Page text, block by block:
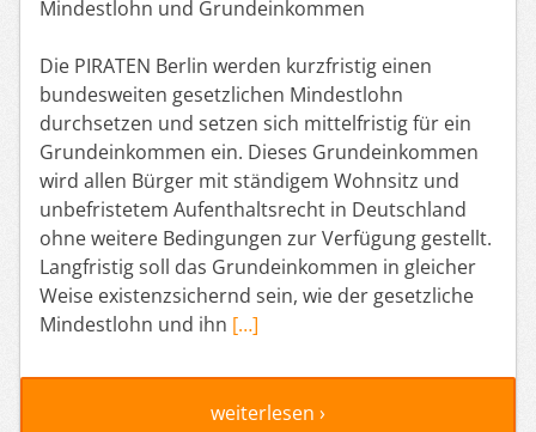
Mindestlohn und Grundeinkommen
Die PIRATEN Berlin werden kurzfristig einen
bundesweiten gesetzlichen Mindestlohn
durchsetzen und setzen sich mittelfristig für ein
Grundeinkommen ein. Dieses Grundeinkommen
wird allen Bürger mit ständigem Wohnsitz und
unbefristetem Aufenthaltsrecht in Deutschland
ohne weitere Bedingungen zur Verfügung gestellt.
Langfristig soll das Grundeinkommen in gleicher
Weise existenzsichernd sein, wie der gesetzliche
Mindestlohn und ihn […]
weiterlesen ›